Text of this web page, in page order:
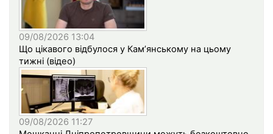
09/08/2026 13:04
Що цікавого відбулося у Кам’янському на цьому
тижні (відео)
09/08/2026 11:27